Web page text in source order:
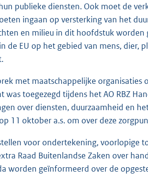
publieke diensten. Ook moet de
ingaan op versterking van het
en milieu in dit hoofdstuk worden
de EU op het gebied van mens, dier,
met maatschappelijke organisaties
was toegezegd tijdens het AO RBZ
over diensten, duurzaamheid en
11 oktober a.s. om over deze
voor ondertekening, voorlopige
Raad Buitenlandse Zaken over
worden geïnformeerd over de